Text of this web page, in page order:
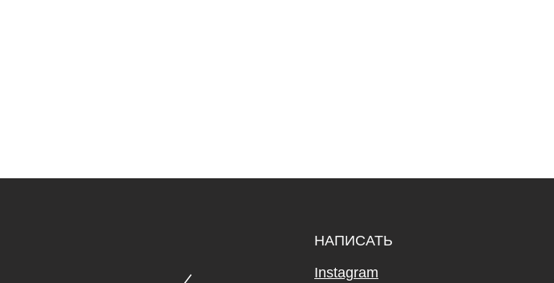
НАПИСАТЬ
Instagram